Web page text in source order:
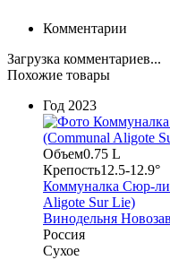
Комментарии
Загрузка комментариев...
Похожие товары
Год 2023
Объем0.75 L
Крепость12.5-12.9°
Коммуналка Сюр-ли
Aligote Sur Lie)
Винодельня
Россия
Сухое